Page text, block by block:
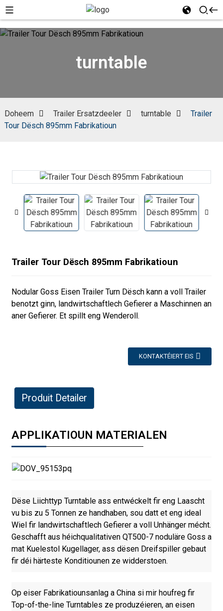
turntable
Doheem Trailer Ersatzdeeler turntable
Trailer
Tour Dësch 895mm Fabrikatioun
Trailer Tour Dësch 895mm Fabrikatioun
Nodular Goss Eisen Trailer Turn Dësch kann a voll Trailer
benotzt ginn, landwirtschaftlech Gefierer a Maschinnen an
aner Gefierer. Et spillt eng Wenderoll.
KONTAKTÉIERT EIS
Produit Detailer
APPLIKATIOUN MATERIALEN
Dëse Liichttyp Turntable ass entwéckelt fir eng Laascht
vu bis zu 5 Tonnen ze handhaben, sou datt et eng ideal
Wiel fir landwirtschaftlech Gefierer a voll Unhänger mécht.
Geschafft aus héichqualitativen QT500-7 noduläre Goss a
mat Kuelestol Kugellager, ass dësen Dreifspiller gebaut
fir déi härteste Konditiounen ze widderstoen.
Op eiser Fabrikatiounsanlag a China si mir houfreg fir
Top-of-the-line Turntables ze produzéieren, an eisen